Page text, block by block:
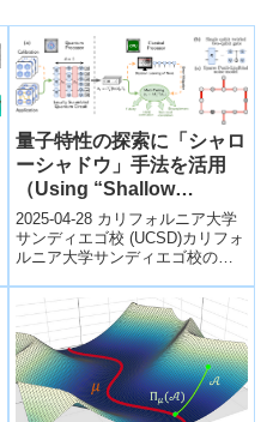
量子特性の探索に「シャロ
ーシャドウ」手法を活用
（Using “Shallow
Shadows” to Uncover
Quantum Properties）
2025-04-28 カリフォルニア大学
サンディエゴ校 (UCSD)カリフォ
ルニア大学サンディエゴ校の研
を効率的に把握する新技術
「ロ...